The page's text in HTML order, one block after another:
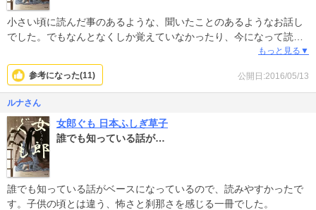
小さい頃に読んだ事のあるような、聞いたことのあるようなお話し
でした。でもなんとなくしか覚えていなかったり、今になって読む
からわかる事があったりと、じーんと心に届く作品でした。子供に
読み聞かせたいと思えるお話しばかりで、やっぱり昔話って、色ん
な行いや心を上手に伝える素晴らしい文化だと改めて感じられまし
た。
もっと見る▼
公開日:2016/05/13
参考になった(11)
ルナさん
女郎ぐも 日本ふしぎ草子
誰でも知っている話が…
誰でも知っている話がベースになっているので、読みやすかったで
す。子供の頃とは違う、怖さと刹那さを感じる一冊でした。